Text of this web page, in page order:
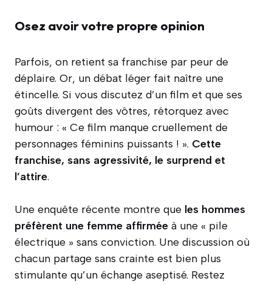
Osez avoir votre propre opinion
Parfois, on retient sa franchise par peur de
déplaire. Or, un débat léger fait naître une
étincelle. Si vous discutez d’un film et que ses
goûts divergent des vôtres, rétorquez avec
humour : « Ce film manque cruellement de
personnages féminins puissants ! ». Cette
franchise, sans agressivité, le surprend et
l’attire.
Une enquête récente montre que les hommes
préfèrent une femme affirmée à une « pile
électrique » sans conviction. Une discussion où
chacun partage sans crainte est bien plus
stimulante qu’un échange aseptisé. Restez